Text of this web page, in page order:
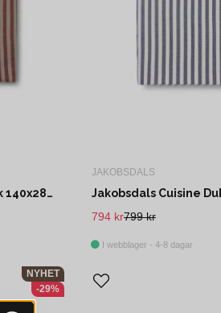
Jakobsdals Cuisine Duk 140x280 cm Beige/Röd
JAKOBSDALS
799 kr
794 kr
I webblager - 4-8 dagar
NYHET
-29%